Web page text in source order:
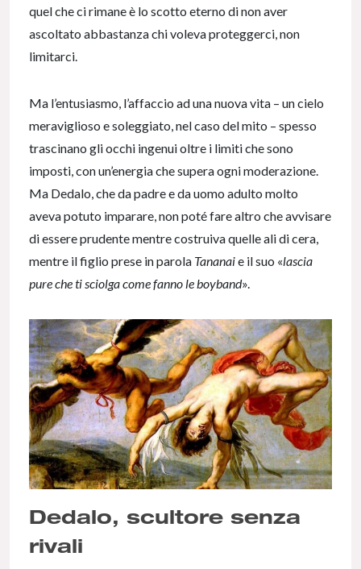
quel che ci rimane è lo scotto eterno di non aver
ascoltato abbastanza chi voleva proteggerci, non
limitarci.
Ma l’entusiasmo, l’affaccio ad una nuova vita – un cielo
meraviglioso e soleggiato, nel caso del mito – spesso
trascinano gli occhi ingenui oltre i limiti che sono
imposti, con un’energia che supera ogni moderazione.
Ma Dedalo, che da padre e da uomo adulto molto
aveva potuto imparare, non poté fare altro che avvisare
di essere prudente mentre costruiva quelle ali di cera,
mentre il figlio prese in parola Tananaie il suo «lascia
pure che ti sciolga come fanno le boyband».
Dedalo, scultore senza
rivali